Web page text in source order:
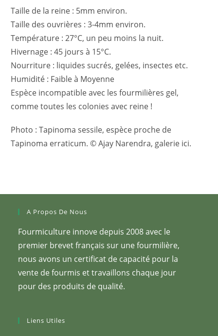
Taille de la reine : 5mm environ.
Taille des ouvrières : 3-4mm environ.
Température : 27°C, un peu moins la nuit.
Hivernage : 45 jours à 15°C.
Nourriture : liquides sucrés, gelées, insectes etc.
Humidité : Faible à Moyenne
Espèce incompatible avec les fourmilières gel,
comme toutes les colonies avec reine !
Photo : Tapinoma sessile, espèce proche de
Tapinoma erraticum. © Ajay Narendra, galerie ici.
A Propos De Nous
Fourmiculture innove depuis 2008 avec le
premier brevet français sur une fourmilière,
nous avons un certificat de capacité pour la
vente de fourmis et travaillons chaque jour
pour des produits de qualité.
Liens Utiles